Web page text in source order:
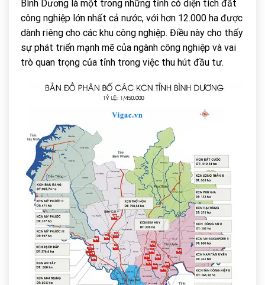
Bình Dương là một trong những tỉnh có diện tích đất
công nghiệp lớn nhất cả nước, với hơn 12.000 ha được
dành riêng cho các khu công nghiệp. Điều này cho thấy
sự phát triển mạnh mẽ của ngành công nghiệp và vai
trò quan trọng của tỉnh trong việc thu hút đầu tư.